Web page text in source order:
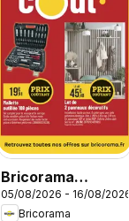
Bricorama
catalogue
05/08/2026 - 16/08/2026
Bricorama